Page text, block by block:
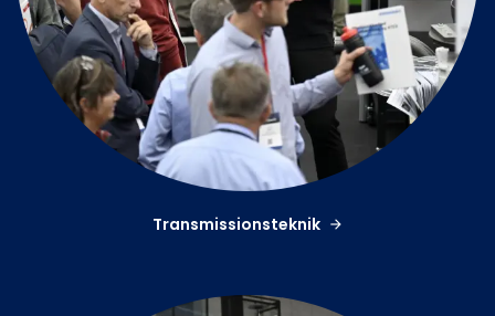
Transmissionsteknik